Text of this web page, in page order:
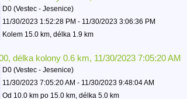
D0 (Vestec - Jesenice)
11/30/2023 1:52:28 PM - 11/30/2023 3:06:36 PM
Kolem 15.0 km, délka 1.9 km
délka kolony 0.6 km, 11/30/2023 7:05:20 AM
D0 (Vestec - Jesenice)
11/30/2023 7:05:20 AM - 11/30/2023 9:48:04 AM
Od 10.0 km po 15.0 km, délka 5.0 km